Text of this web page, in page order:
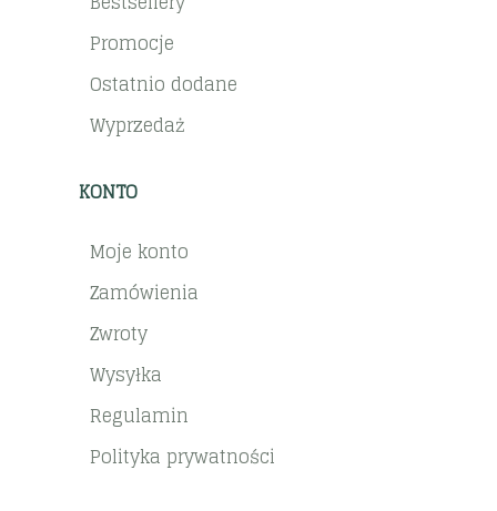
Promocje
Ostatnio dodane
Wyprzedaż
KONTO
Moje konto
Zamówienia
Zwroty
Wysyłka
Regulamin
Polityka prywatności